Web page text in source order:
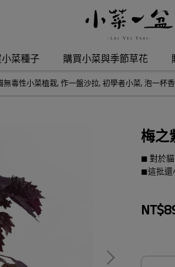
小菜種子 購買小菜與季節草花
無毒性小菜植栽, 作一盤沙拉, 初學者小菜, 泡一杯
梅之
◼︎ 對於
◼︎這批還